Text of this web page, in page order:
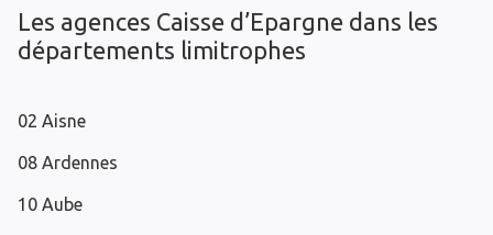
Les agences Caisse d’Epargne dans les
départements limitrophes
02 Aisne
08 Ardennes
10 Aube